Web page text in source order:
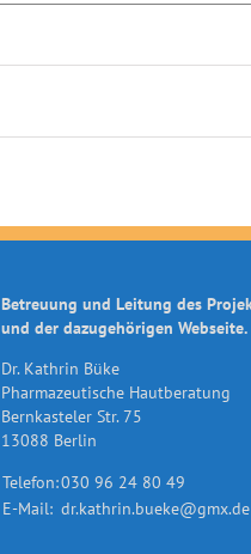
Betreuung und Leitung des
und der dazugehörigen Webseite.
Dr. Kathrin Büke
Pharmazeutische Hautberatung
Bernkasteler Str. 75
13088 Berlin
Telefon:030 96 24 80 49
E-Mail: dr.kathrin.bueke@gmx.de